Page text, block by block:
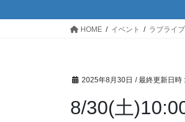
HOME イベント ラブライ
2025年8月30日 / 最終更新日時 :
8/30(土